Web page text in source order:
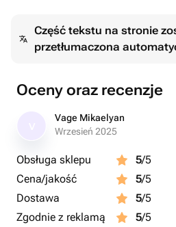
Część tekstu na stronie
przetłumaczona
Oceny oraz recenzje
Vage Mikaelyan
Wrzesień 2025
Obsługa sklepu 5/5
Cena/jakość
5/5
Dostawa
5/5
Zgodnie z reklamą
5/5